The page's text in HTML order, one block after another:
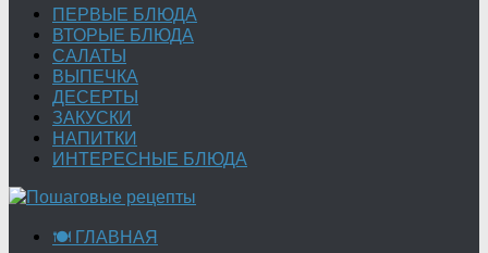
ПЕРВЫЕ БЛЮДА
ВТОРЫЕ БЛЮДА
САЛАТЫ
ВЫПЕЧКА
ДЕСЕРТЫ
ЗАКУСКИ
НАПИТКИ
ИНТЕРЕСНЫЕ БЛЮДА
🍽 ГЛАВНАЯ